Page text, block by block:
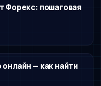
Форекс: пошаговая
— как найти